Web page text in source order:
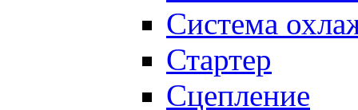
Система
Стартер
Сцепление